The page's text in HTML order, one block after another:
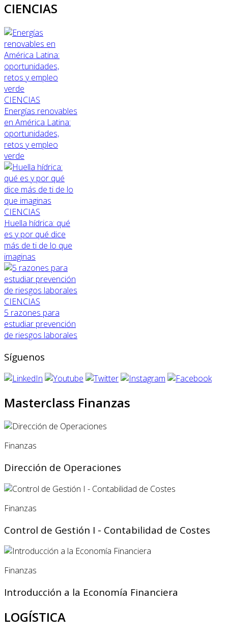
CIENCIAS
CIENCIAS
Energías renovables
en América Latina:
oportunidades,
retos y empleo
verde
CIENCIAS
Huella hídrica: qué
es y por qué dice
más de ti de lo que
imaginas
CIENCIAS
5 razones para
estudiar prevención
de riesgos laborales
Síguenos
Masterclass Finanzas
Finanzas
Dirección de Operaciones
Finanzas
Control de Gestión I - Contabilidad de Costes
Finanzas
Introducción a la Economía Financiera
LOGÍSTICA